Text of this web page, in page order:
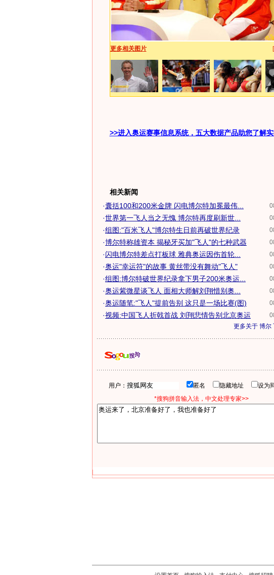
更多相关图片
>>进入奥运赛事信息系统，五大数据产品助您了解
相关新闻
·囊括100和200米金牌 闪电博尔特加冕最伟...
·世界第一飞人当之无愧 博尔特再度刷新世...
·组图:"百米飞人"博尔特生日前再破世界纪录
·博尔特称雄资本 揭秘牙买加"飞人"的七种武器
·闪电博尔特差点打板球 雅典奥运因伤首轮...
·奥运"幸运符"的故事 黄丝带没有舞动"飞人"
·组图:博尔特破世界纪录拿下男子200米奥运...
·奥运紫微星谈飞人 面相大师解刘翔惜别奥...
·奥运随笔:"飞人"提前告别 这只是一场比赛(图)
·视频:中国飞人折戟首战 刘翔悲情告别北京奥运
更多关于 博尔
用户： 匿名 隐藏地址
设为
*搜狗拼音输入法，中文处理专家>>